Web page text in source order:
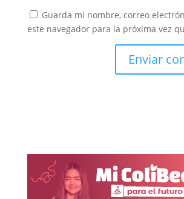
Guarda mi nombre, correo
este navegador para la próxima vez